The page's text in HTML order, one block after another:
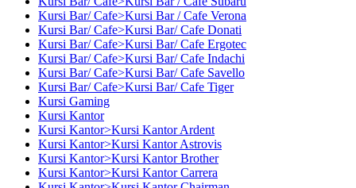
Kursi Bar/ Cafe>Kursi Bar / Cafe Verona
Kursi Bar/ Cafe>Kursi Bar/ Cafe Donati
Kursi Bar/ Cafe>Kursi Bar/ Cafe Ergotec
Kursi Bar/ Cafe>Kursi Bar/ Cafe Indachi
Kursi Bar/ Cafe>Kursi Bar/ Cafe Savello
Kursi Bar/ Cafe>Kursi Bar/ Cafe Tiger
Kursi Gaming
Kursi Kantor
Kursi Kantor>Kursi Kantor Ardent
Kursi Kantor>Kursi Kantor Astrovis
Kursi Kantor>Kursi Kantor Brother
Kursi Kantor>Kursi Kantor Carrera